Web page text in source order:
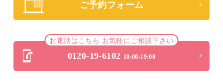
ご予約フォーム
お電話はこちら お気軽にご相談下さい
0120-19-6102 10:00-19:00